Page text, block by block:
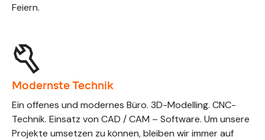
Feiern.
Modernste Technik
Ein offenes und modernes Büro. 3D-Modelling. CNC-
Technik. Einsatz von CAD / CAM – Software. Um unsere
Projekte umsetzen zu können, bleiben wir immer auf